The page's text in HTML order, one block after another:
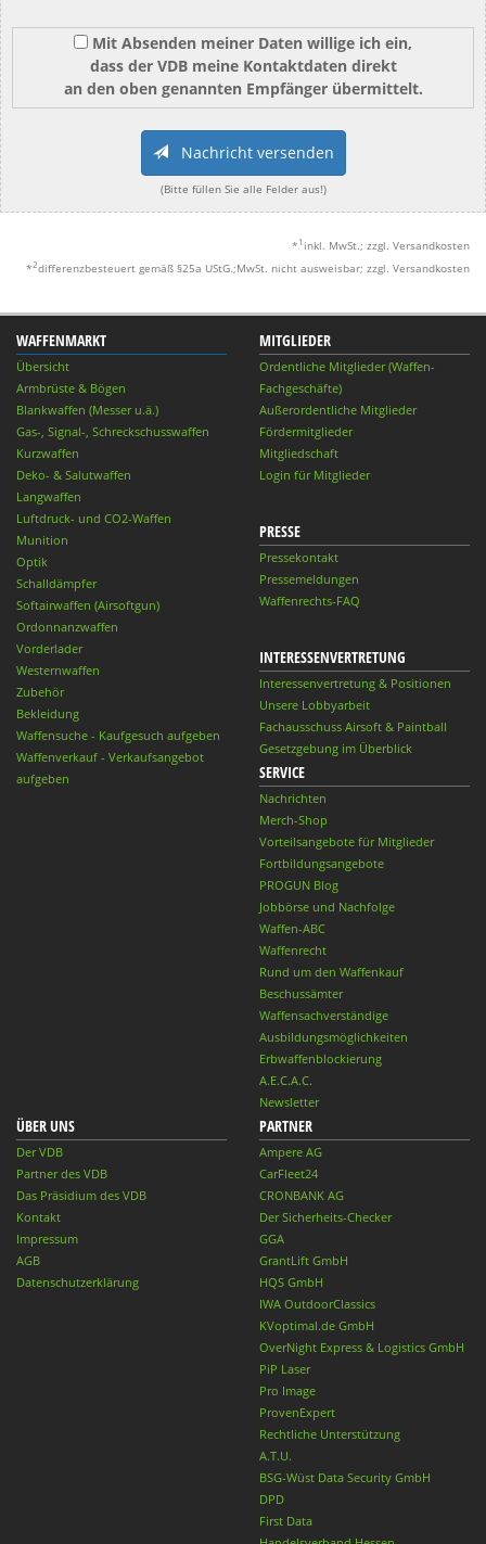
Mit Absenden meiner Daten willige ich ein,
dass der VDB meine Kontaktdaten direkt
an den oben genannten Empfänger übermittelt.
Nachricht versenden
(Bitte füllen Sie alle Felder aus!)
* 1 inkl. MwSt.; zzgl. Versandkosten
*2differenzbesteuert gemäß §25a UStG.;MwSt. nicht ausweisbar; zzgl. Versandkosten
WAFFENMARKT
Übersicht
Armbrüste & Bögen
Blankwaffen (Messer u.ä.)
Gas-, Signal-, Schreckschusswaffen
Kurzwaffen
Deko- & Salutwaffen
Langwaffen
Luftdruck- und CO2-Waffen
Munition
Optik
Schalldämpfer
Softairwaffen (Airsoftgun)
Ordonnanzwaffen
Vorderlader
Westernwaffen
Zubehör
Bekleidung
Waffensuche - Kaufgesuch aufgeben
Waffenverkauf - Verkaufsangebot
aufgeben
MITGLIEDER
Ordentliche Mitglieder (Waffen-
Fachgeschäfte)
Außerordentliche Mitglieder
Fördermitglieder
Mitgliedschaft
Login für Mitglieder
PRESSE
Pressekontakt
Pressemeldungen
Waffenrechts-FAQ
INTERESSENVERTRETUNG
Interessenvertretung & Positionen
Unsere Lobbyarbeit
Fachausschuss Airsoft & Paintball
Gesetzgebung im Überblick
SERVICE
Nachrichten
Merch-Shop
Vorteilsangebote für Mitglieder
Fortbildungsangebote
PROGUN Blog
Jobbörse und Nachfolge
Waffen-ABC
Waffenrecht
Rund um den Waffenkauf
Beschussämter
Waffensachverständige
Ausbildungsmöglichkeiten
Erbwaffenblockierung
A.E.C.A.C.
Newsletter
ÜBER UNS
Der VDB
Partner des VDB
Das Präsidium des VDB
Kontakt
Impressum
AGB
Datenschutzerklärung
PARTNER
Ampere AG
CarFleet24
CRONBANK AG
Der Sicherheits-Checker
GGA
GrantLift GmbH
HQS GmbH
IWA OutdoorClassics
KVoptimal.de GmbH
OverNight Express & Logistics GmbH
PiP Laser
Pro Image
ProvenExpert
Rechtliche Unterstützung
A.T.U.
BSG-Wüst Data Security GmbH
DPD
First Data